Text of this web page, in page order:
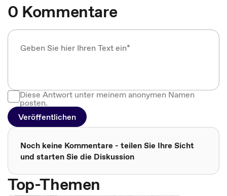
0 Kommentare
Diese Antwort unter meinem anonymen Namen
posten.
Veröffentlichen
Noch keine Kommentare - teilen Sie Ihre Sicht
und starten Sie die Diskussion
Top-Themen